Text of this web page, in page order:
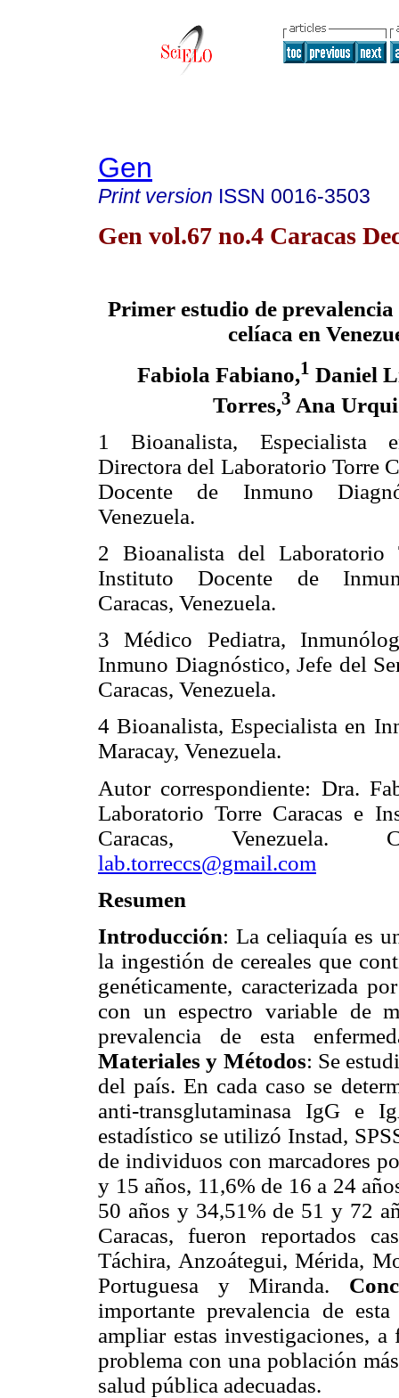
Gen
Print version ISSN 0016-3503
Gen vol.67 no.4 Caracas
Primer estudio de
celíaca en
Fabiola Fabiano,1 Daniel
Torres,3 Ana
1 Bioanalista, Especialista
Directora del Laboratorio Torre
Docente de Inmuno
Venezuela.
2 Bioanalista del Laboratorio
Instituto Docente de
Caracas, Venezuela.
3 Médico Pediatra,
Inmuno Diagnóstico, Jefe del
Caracas, Venezuela.
4 Bioanalista, Especialista en
Maracay, Venezuela.
Autor correspondiente: Dra.
Laboratorio Torre Caracas e
Caracas, Venezuela.
lab.torreccs@gmail.com
Resumen
Introducción: La celiaquía es
la ingestión de cereales que
genéticamente, caracterizada
con un espectro variable de
prevalencia de esta
Materiales y Métodos: Se
del país. En cada caso se
anti-transglutaminasa IgG e
estadístico se utilizó Instad,
de individuos con marcadores
y 15 años, 11,6% de 16 a 24
50 años y 34,51% de 51 y 72
Caracas, fueron reportados
Táchira, Anzoátegui, Mérida,
Portuguesa y Miranda.
importante prevalencia de
ampliar estas investigaciones,
problema con una población
salud pública adecuadas.